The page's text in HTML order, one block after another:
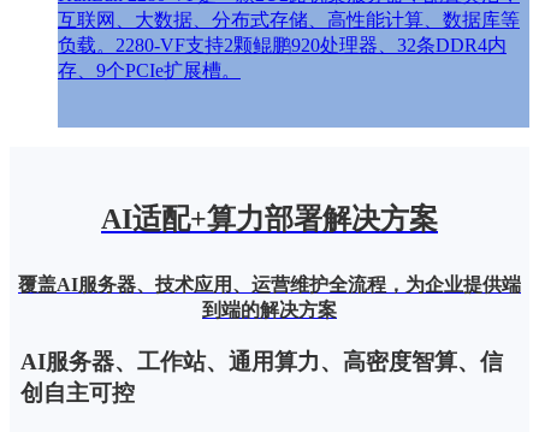
互联网、大数据、分布式存储、高性能计算、数据库等
负载。2280-VF支持2颗鲲鹏920处理器、32条DDR4内
存、9个PCIe扩展槽。
AI适配+算力部署解决方案
覆盖AI服务器、技术应用、运营维护全流程，为企业提供端
到端的解决方案
AI服务器、工作站、 通用算力、高密度智算、信
创自主可控